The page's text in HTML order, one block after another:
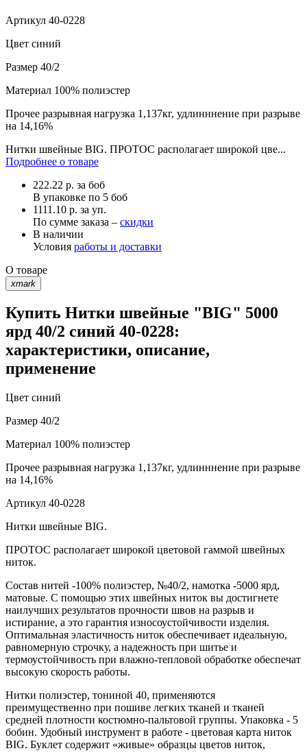
Артикул 40-0228
Цвет синий
Размер 40/2
Материал 100% полиэстер
Прочее разрывная нагрузка 1,137кг, удлинннение при разрыве
на 14,16%
Нитки швейные BIG. ПРОТОС располагает широкой цве...
Подробнее о товаре
222.22 р. за боб
В упаковке по 5 боб
1111.10 р. за уп.
По сумме заказа – скидки
В наличии
Условия работы и доставки
О товаре
xmark
Купить Нитки швейные "BIG" 5000
ярд 40/2 синий 40-0228:
характеристики, описание,
применение
Цвет синий
Размер 40/2
Материал 100% полиэстер
Прочее разрывная нагрузка 1,137кг, удлинннение при разрыве
на 14,16%
Артикул 40-0228
Нитки швейные BIG.
ПРОТОС располагает широкой цветовой гаммой швейных
ниток.
Состав нитей -100% полиэстер, №40/2, намотка -5000 ярд,
матовые. С помощью этих швейных ниток вы достигнете
наилучших результатов прочности швов на разрыв и
истирание, а это гарантия износоустойчивости изделия.
Оптимальная эластичность ниток обеспечивает идеальную,
равномерную строчку, а надежность при шитье и
термоустойчивость при влажно-тепловой обработке обеспечат
высокую скорость работы.
Нитки полиэстер, тониной 40, применяются
преимущественно при пошиве легких тканей и тканей
средней плотности костюмно-пальтовой группы. Упаковка - 5
бобин. Удобный инструмент в работе - цветовая карта ниток
BIG. Буклет содержит «живые» образцы цветов ниток,